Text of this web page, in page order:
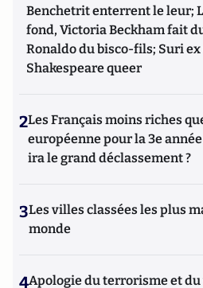
Benchetrit enterrent le leur;
fond, Victoria Beckham fait
Ronaldo du bisco-fils; Suri
Shakespeare queer
2Les Français moins riches
européenne pour la 3e
ira le grand déclassement ?
3Les villes classées les plus
monde
4Apologie du terrorisme et